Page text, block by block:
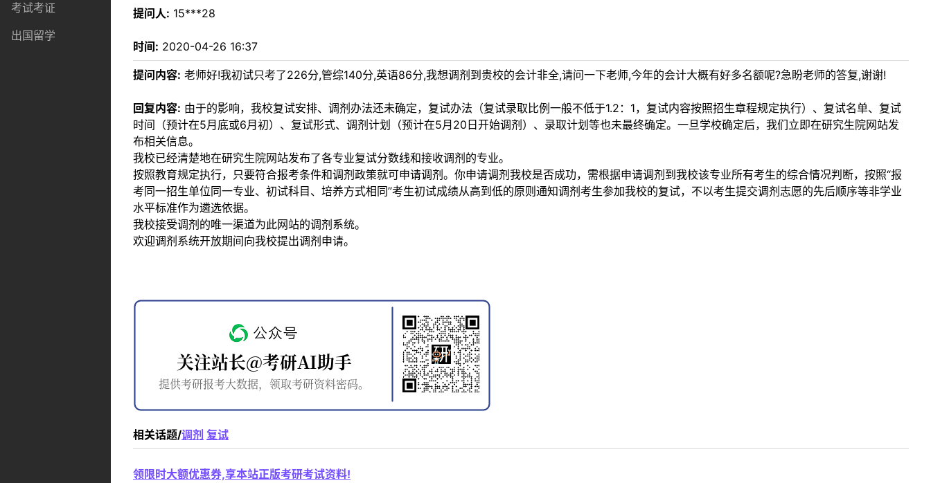
考试考证
出国留学
提问人: 15***28
时间: 2020-04-26 16:37
提问内容: 老师好!我初试只考了226分,管综140分,英语86分,我想调剂到贵校的会计非全,请问一下老师,今年的会计大概有好多名额呢?急盼老师的答复,谢谢!
回复内容: 由于的影响，我校复试安排、调剂办法还未确定，复试办法（复试录取比例一般不低于1.2：1，复试内容按照招生章程规定执行）、复试名单、复试
时间（预计在5月底或6月初）、复试形式、调剂计划（预计在5月20日开始调剂）、录取计划等也未最终确定。一旦学校确定后，我们立即在研究生院网站发
布相关信息。
我校已经清楚地在研究生院网站发布了各专业复试分数线和接收调剂的专业。
按照教育规定执行，只要符合报考条件和调剂政策就可申请调剂。你申请调剂我校是否成功，需根据申请调剂到我校该专业所有考生的综合情况判断，按照“报
考同一招生单位同一专业、初试科目、培养方式相同”考生初试成绩从高到低的原则通知调剂考生参加我校的复试，不以考生提交调剂志愿的先后顺序等非学业
水平标准作为遴选依据。
我校接受调剂的唯一渠道为此网站的调剂系统。
欢迎调剂系统开放期间向我校提出调剂申请。
相关话题/调剂 复试
领限时大额优惠券,享本站正版考研考试资料!